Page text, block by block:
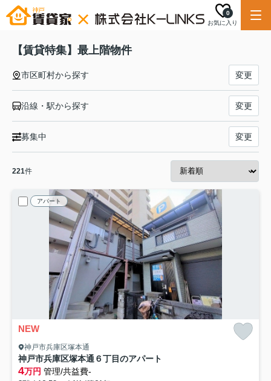
お気に入り
0
【賃貸特集】最上階物件
市区町村から探す 変更
沿線・駅から探す 変更
募集中 変更
221件
アパート
NEW
神戸市兵庫区塚本通
神戸市兵庫区塚本通６丁目のアパート
4万円 管理/共益費-